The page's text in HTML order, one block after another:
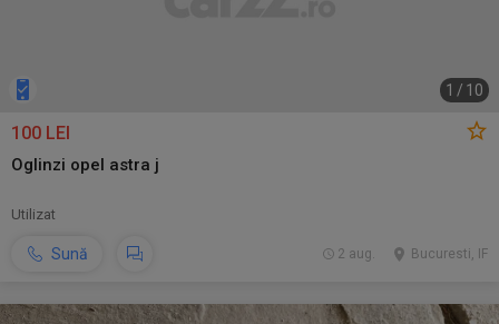
1 / 10
100 LEI
Oglinzi opel astra j
Utilizat
Sună Bucuresti, IF
2 aug.